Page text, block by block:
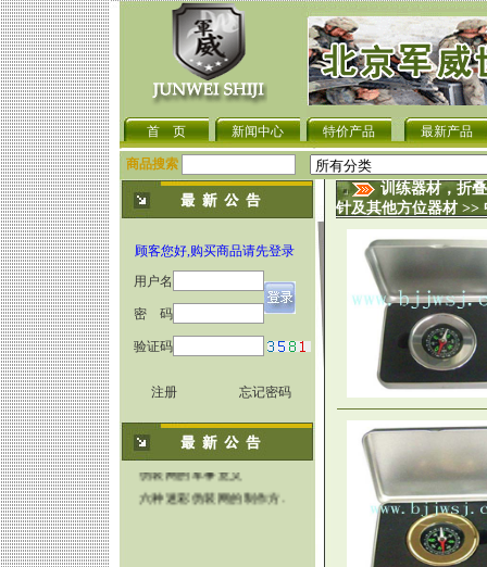
首 页 新闻中心 特价产品 最新产品
商品搜索
顾客您好,购买商品请先登录
用户名
密 码
验证码
注册 忘记密码
关于伪装网的种类与功能.
使用伪装网时为何要将其.
伪装网的军事意义
训练器材，折
针及其他方位器材>>